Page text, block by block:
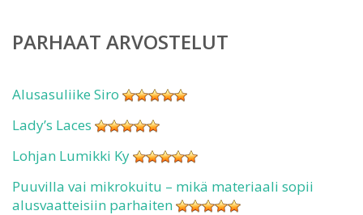
PARHAAT ARVOSTELUT
Alusasuliike Siro
Lady’s Laces
Lohjan Lumikki Ky
Puuvilla vai mikrokuitu – mikä materiaali sopii
alusvaatteisiin parhaiten